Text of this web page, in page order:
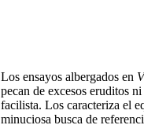
Los ensayos albergados en
pecan de excesos eruditos
facilista. Los caracteriza el
minuciosa busca de